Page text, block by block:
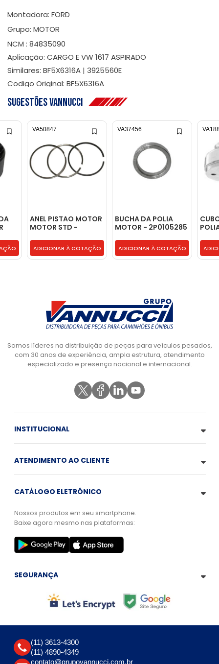
Montadora: FORD
Grupo: MOTOR
NCM : 84835090
Aplicação: CARGO E VW 1617 ASPIRADO
Similares: BF5X6316A | 3925560E
Codigo Original: BF5X6316A
Sugestões Vannucci
ANEL PISTAO MOTOR
MOTOR STD -
ADICIONAR À COTAÇÃO
VA50847
BUCHA DA POLIA
MOTOR - 2P0105285
ADICIONAR À COTAÇÃO
VA37456
Somos líderes na distribuição de peças para veículos pesados,
com 30 anos de experiência, ampla estrutura, atendimento
especializado e presença nacional e internacional.
INSTITUCIONAL
ATENDIMENTO AO CLIENTE
CATÁLOGO ELETRÔNICO
Nossos produtos em seu smartphone.
Baixe agora mesmo nas plataformas:
SEGURANÇA
(11) 3613-4300
(11) 4890-4349
contato@grupovannucci.com.br